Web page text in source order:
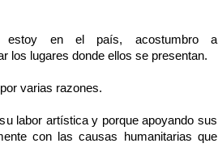
estoy en el país, acostumbro a
los lugares donde ellos se presentan.
varias razones.
labor artística y porque apoyando sus
con las causas humanitarias que